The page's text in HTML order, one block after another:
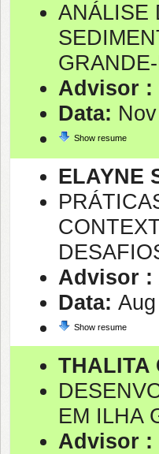
ANÁLISE
Advisor :
Data:
Show resume
ELAYNE
Advisor :
Data:
Show resume
THALITA
EM ILHA
Advisor :